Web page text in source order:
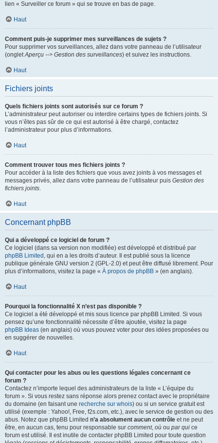
lien « Surveiller ce forum » qui se trouve en bas de page.
Haut
Comment puis-je supprimer mes surveillances de sujets ?
Pour supprimer vos surveillances, allez dans votre panneau de l’utilisateur
(ongletAperçu --> Gestion des surveillances) et suivez les instructions.
Haut
Fichiers joints
Quels fichiers joints sont autorisés sur ce forum ?
L’administrateur peut autoriser ou interdire certains types de fichiers joints. Si
vous n’êtes pas sûr de ce qui est autorisé à être chargé, contactez
l’administrateur pour plus d’informations.
Haut
Comment trouver tous mes fichiers joints ?
Pour accéder à la liste des fichiers que vous avez joints à vos messages et
messages privés, allez dans votre panneau de l’utilisateur puis Gestion des
fichiers joints.
Haut
Concernant phpBB
Qui a développé ce logiciel de forum ?
Ce logiciel (dans sa version non modifiée) est développé et distribué par
phpBB Limited , qui en a les droits d’auteur. Il est publié sous la licence
publique générale GNU version 2 (GPL-2.0) et peut être diffusé librement. Pour
plus d’informations, visitez la page « À propos de phpBB » (en anglais).
Haut
Pourquoi la fonctionnalité X n’est pas disponible ?
Ce logiciel a été développé et mis sous licence par phpBB Limited. Si vous
pensez qu’une fonctionnalité nécessite d’être ajoutée, visitez la page
phpBB Ideas (en anglais) où vous pouvez voter pour des idées proposées ou
en suggérer de nouvelles.
Haut
Qui contacter pour les abus ou les questions légales concernant ce
forum ?
Contactez n’importe lequel des administrateurs de la liste « L’équipe du
forum ». Si vous restez sans réponse alors prenez contact avec le propriétaire
du domaine (en faisant une recherche sur whois) ou si un service gratuit est
utilisé (exemple : Yahoo!, Free, f2s.com, etc.), avec le service de gestion ou des
abus. Notez que phpBB Limited n’a absolument aucun contrôle et ne peut
être, en aucun cas, tenu pour responsable sur comment, où ou par qui ce
forum est utilisé. Il est inutile de contacter phpBB Limited pour toute question